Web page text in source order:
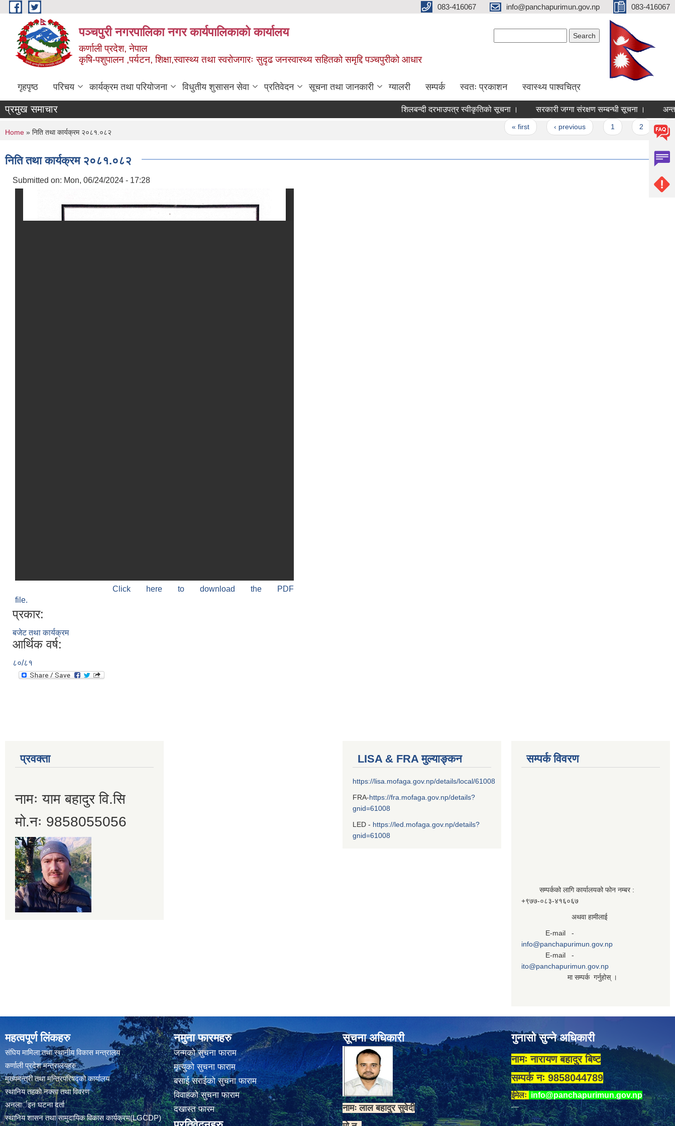
Skip to main content 083-416067 info@panchapurimun.gov.np 083-416067
पञ्चपुरी नगरपालिका नगर कार्यपालिकाको कार्यालय
कर्णाली प्रदेश, नेपाल
कृषि-पशुपालन ,पर्यटन, शिक्षा,स्वास्थ्य तथा स्वरोजगारः सुदृढ जनस्वास्थ्य सहितको समृद्दि पञ्चपुरीको आधार
गृहपृष्ठ परिचय कार्यक्रम तथा परियोजना विधुतीय शुसासन सेवा प्रतिवेदन सूचना तथा जानकारी ग्यालरी सम्पर्क स्वतः प्रकाशन स्वास्थ्य पाश्वचित्र
प्रमुख समाचार शिलबन्दी दरभाउपत्र स्वीकृतिको सूचना । सरकारी जग्गा संरक्षण सम्बन्धी सूचना ।
‹ previous 3
You are here
Home » निति तथा कार्यक्रम २०८१.०८२
निति तथा कार्यक्रम २०८१.०८२
Submitted on: Mon, 06/24/2024 - 17:28
Click here to download the PDF
file.
प्रकार:
बजेट तथा कार्यक्रम
आर्थिक वर्ष:
८०/८१
प्रवक्ता
नामः याम बहादुर वि.सि
मो.नः 9858055056
LISA & FRA मुल्याङ्कन
https://lisa.mofaga.gov.np/details/local/61008
FRA-https://fra.mofaga.gov.np/details?
gnid=61008
LED - https://led.mofaga.gov.np/details?
gnid=61008
सम्पर्क विवरण
सम्पर्कको लागि कार्यालयको फोन नम्बर :
+९७७-०८३‍-४१६०६७
अथवा हामीलाई
E-mail -
info@panchapurimun.gov.np
E-mail -
ito@panchapurimun.gov.np
मा सम्पर्क गर्नुहोस् ।
महत्वपूर्ण लिंकहरु
संघिय मामिला तथा स्थानीय विकास मन्त्रालय
कर्णाली प्रदेश मन्त्रालयहरु
मुख्यमन्त्री तथा मन्त्रिपरिषद्को कार्यालय
स्थानिय तहकाे नक्सा तथा विवरण
अनलार्इन घटना दर्ता
स्थानिय शासन तथा सामुदायिक विकास कार्यक्रम(LGCDP)
नमुना फारमहरु
जन्मको सुचना फाराम
मृत्युको सुचना फाराम
बसाई सराईको सुचना फाराम
विवाहको सुचना फाराम
दखास्त फारम
सूचना अधिकारी
नामः लाल बहादुर सुवेदी
गुनासो सुन्ने अधिकारी
नामः नारायण बहादुर बिष्ट
सम्पर्क नः 9858044789
ईमेलः info@panchapurimun.gov.np